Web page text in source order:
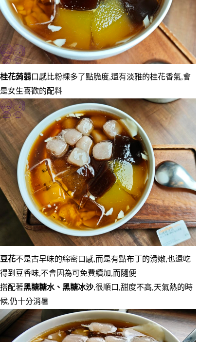
桂花蒟蒻口感比粉粿多了點脆度,還有淡雅的桂花香氣,會
是女生喜歡的配料
豆花不是古早味的綿密口感,而是有點布丁的滑嫩,也還吃
得到豆香味,不會因為可免費續加,而隨便
搭配著黑糖糖水、黑糖冰沙,很順口,甜度不高,天氣熱的時
候,仍十分消暑